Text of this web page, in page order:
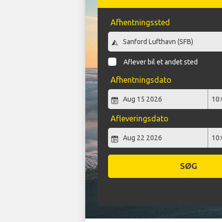
Afhentningssted
Aflever bil et andet sted
Afhentningsdato
Afleveringsdato
SØG